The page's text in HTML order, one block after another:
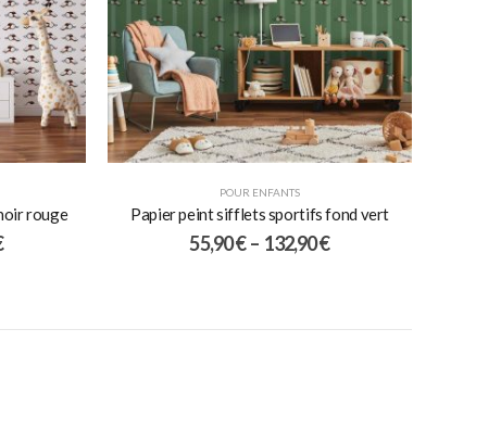
rouge
POUR ENFANTS
Papier peint sifflets sportifs fond vert
55,90€ – 132,90€